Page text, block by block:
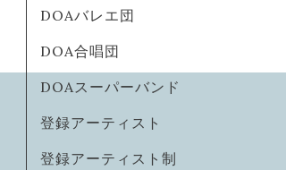
DOAバレエ団
DOA合唱団
DOAスーパーバンド
登録アーティスト
登録アーティスト制